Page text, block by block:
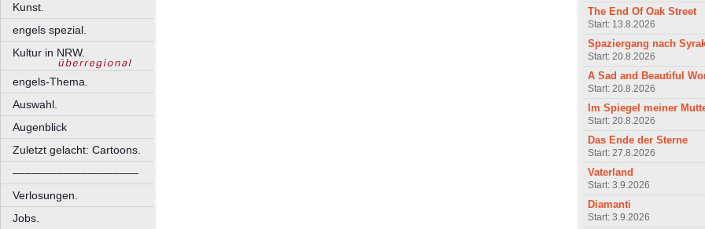
Kunst.
engels spezial.
Kultur in NRW.
engels-Thema.
Auswahl.
Augenblick
Zuletzt gelacht: Cartoons.
––––––––––––––––––––
Verlosungen.
Jobs.
The End Of Oak Street
Start: 13.8.2026
Spaziergang nach
Start: 20.8.2026
A Sad and Beautiful
Start: 20.8.2026
Im Spiegel meiner
Start: 20.8.2026
Das Ende der Sterne
Start: 27.8.2026
Vaterland
Start: 3.9.2026
Diamanti
Start: 3.9.2026